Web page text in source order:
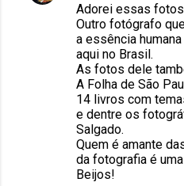
Adorei essas
Outro fotógrafo
a essência
aqui no Brasil.
As fotos dele
A Folha de São
14 livros com
e dentre os
Salgado.
Quem é amante
da fotografia é
Beijos!